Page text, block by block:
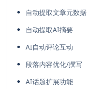
自动提取文章元数据
自动提取AI摘要
AI自动评论互动
段落内容优化/撰写
AI话题扩展功能